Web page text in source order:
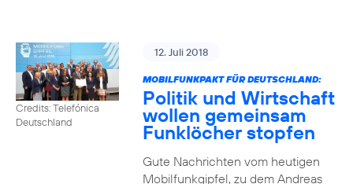
Credits: Telefónica
Deutschland
12. Juli 2018
MOBILFUNKPAKT FÜR DEUTSCHLAND:
Politik und Wirtschaft
wollen gemeinsam
Funklöcher stopfen
Gute Nachrichten vom heutigen
Mobilfunkgipfel, zu dem Andreas